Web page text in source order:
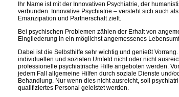
Ihr Name ist mit der Innovativen Psychiatrie, der
verbunden. Innovative Psychiatrie – versteht sich auch
Emanzipation und Partnerschaft zielt.
Bei psychischen Problemen zählen der Erhalt von
Eingliederung in ein möglichst angemessenes
Dabei ist die Selbsthilfe sehr wichtig und genießt
individuellen und sozialen Umfeld nicht oder nicht
professionelle psychiatrische Hilfe angeboten werden.
jedem Fall allgemeine Hilfen durch soziale Dienste und/
Behandlung. Nur wenn dies nicht ausreicht, soll
qualifiziertes Personal geleistet werden.